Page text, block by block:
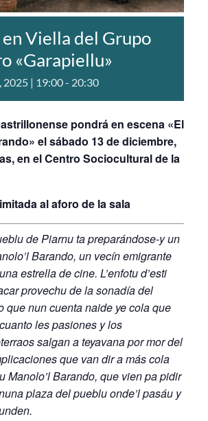
Viella del Grupo
«Garapiellu»
2025 | 19:00- 20:30
pondrá en escena «El
el sábado 13 de diciembre,
en el Centro Sociocultural de la
al aforo de la sala
de Piarnu ta preparándose-y un
Barando, un vecín emigrante
estrella de cine. L’enfotu d’esti
provechu de la sonadía del
que nun cuenta naide ye cola que
les pasiones y los
salgan a teyavana por mor del
que van dir a más cola
Manolo’l Barando, que vien pa pidir
plaza del pueblu onde’l pasáu y